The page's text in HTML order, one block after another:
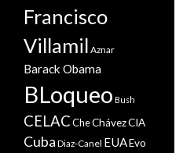
Francisco
Villamil Aznar
Barack Obama
BLoqueo Bush
CELACCheChávezCIA
Cuba Diaz-Canel EUAEvo